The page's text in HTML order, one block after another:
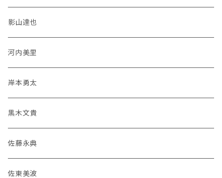
影山達也
河内美里
岸本勇太
黒木文貴
佐藤永典
佐東美波